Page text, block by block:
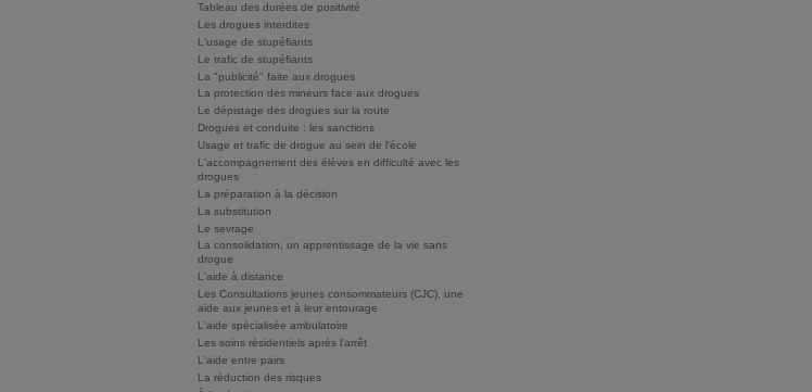
Tableau des durées de positivité
Les drogues interdites
L'usage de stupéfiants
Le trafic de stupéfiants
La "publicité" faite aux drogues
La protection des mineurs face aux drogues
Le dépistage des drogues sur la route
Drogues et conduite : les sanctions
Usage et trafic de drogue au sein de l'école
L'accompagnement des élèves en difficulté avec les
drogues
La préparation à la décision
La substitution
Le sevrage
La consolidation, un apprentissage de la vie sans
drogue
L'aide à distance
Les Consultations jeunes consommateurs (CJC), une
aide aux jeunes et à leur entourage
L'aide spécialisée ambulatoire
Les soins résidentiels après l'arrêt
L'aide entre pairs
La réduction des risques